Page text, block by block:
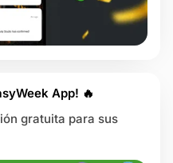
App! 🔥
gratuita para sus